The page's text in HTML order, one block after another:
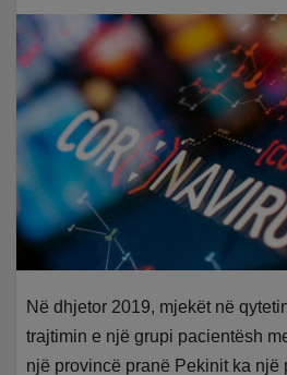
Në dhjetor 2019, mjekët në
trajtimin e një grupi pacientësh
një provincë pranë Pekinit ka një